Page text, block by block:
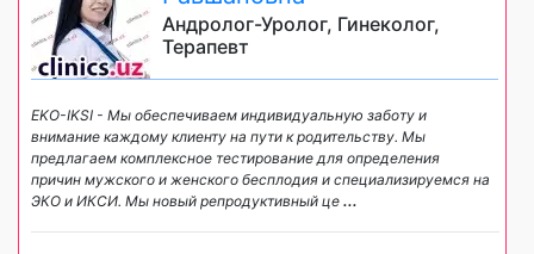
Андролог-Уролог, Гинеколог,
Терапевт
EKO-IKSI - Мы обеспечиваем индивидуальную заботу и
внимание каждому клиенту на пути к родительству. Мы
предлагаем комплексное тестирование для определения
причин мужского и женского бесплодия и специализируемся на
ЭКО и ИКСИ. Мы новый репродуктивный це ...